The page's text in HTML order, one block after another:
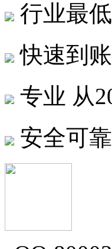
行业最低
快速到账
专业 从
安全可靠